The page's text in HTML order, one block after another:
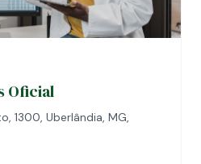
Oficial
1300, Uberlândia, MG,